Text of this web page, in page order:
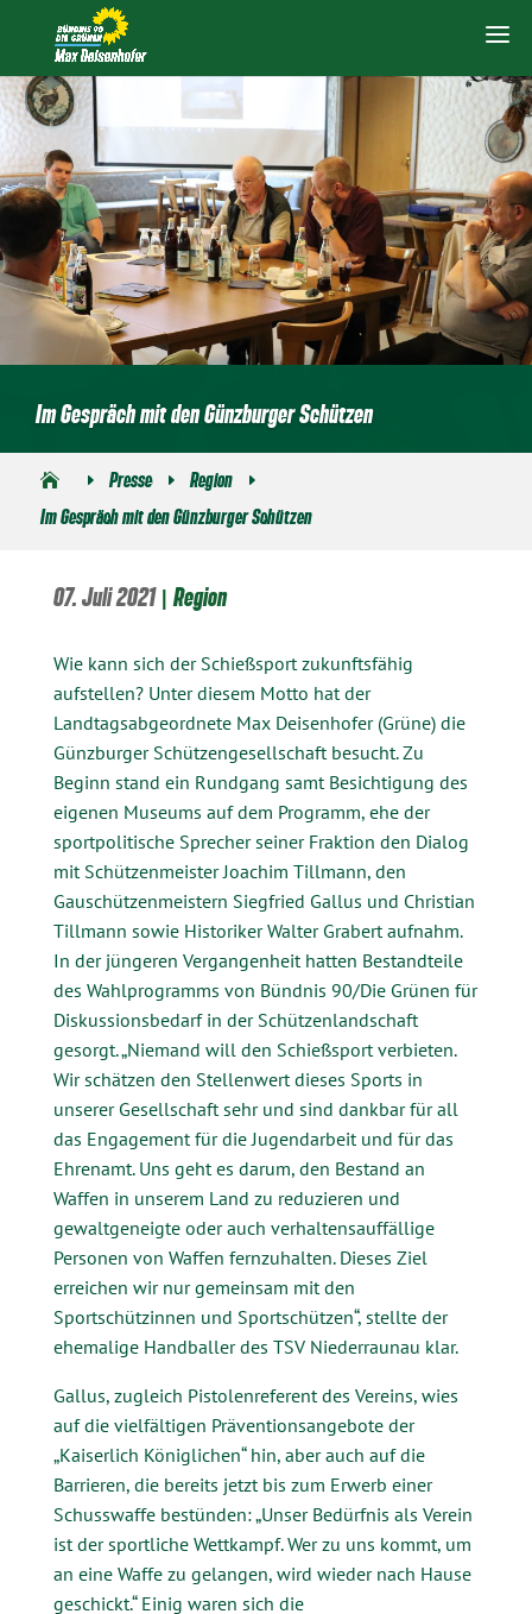
Im Gespräch mit den Günzburger Schützen
E Presse E Region E
Im Gespräch mit den Günzburger Schützen
07. Juli 2021|Region
Wie kann sich der Schießsport zukunftsfähig
aufstellen? Unter diesem Motto hat der
Landtagsabgeordnete Max Deisenhofer (Grüne) die
Günzburger Schützengesellschaft besucht. Zu
Beginn stand ein Rundgang samt Besichtigung des
eigenen Museums auf dem Programm, ehe der
sportpolitische Sprecher seiner Fraktion den Dialog
mit Schützenmeister Joachim Tillmann, den
Gauschützenmeistern Siegfried Gallus und Christian
Tillmann sowie Historiker Walter Grabert aufnahm.
In der jüngeren Vergangenheit hatten Bestandteile
des Wahlprogramms von Bündnis 90/Die Grünen für
Diskussionsbedarf in der Schützenlandschaft
gesorgt. „Niemand will den Schießsport verbieten.
Wir schätzen den Stellenwert dieses Sports in
unserer Gesellschaft sehr und sind dankbar für all
das Engagement für die Jugendarbeit und für das
Ehrenamt. Uns geht es darum, den Bestand an
Waffen in unserem Land zu reduzieren und
gewaltgeneigte oder auch verhaltensauffällige
Personen von Waffen fernzuhalten. Dieses Ziel
erreichen wir nur gemeinsam mit den
Sportschützinnen und Sportschützen“, stellte der
ehemalige Handballer des TSV Niederraunau klar.
Gallus, zugleich Pistolenreferent des Vereins, wies
auf die vielfältigen Präventionsangebote der
„Kaiserlich Königlichen“ hin, aber auch auf die
Barrieren, die bereits jetzt bis zum Erwerb einer
Schusswaffe bestünden: „Unser Bedürfnis als Verein
ist der sportliche Wettkampf. Wer zu uns kommt, um
an eine Waffe zu gelangen, wird wieder nach Hause
geschickt.“ Einig waren sich die